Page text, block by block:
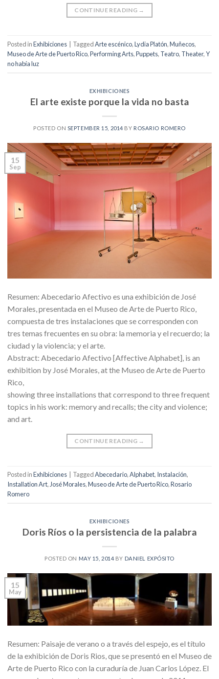
CONTINUE READING →
Posted inExhibiciones TaggedArte escénico,Lydia Platón,Muñecos,
Museo de Arte de Puerto Rico,Performing Arts,Puppets, Teatro, Theater,Y
no había luz
EXHIBICIONES
El arte existe porque la vida no basta
POSTED ON SEPTEMBER 15, 2014 BY ROSARIO ROMERO
15
Sep
Resumen: Abecedario Afectivo es una exhibición de José
Morales, presentada en el Museo de Arte de Puerto Rico,
compuesta de tres instalaciones que se corresponden con
tres temas frecuentes en su obra: la memoria y el recuerdo; la
ciudad y la violencia; y el arte.
Abstract: Abecedario Afectivo [Affective Alphabet], is an
exhibition by José Morales, at the Museo de Arte de Puerto
Rico,
showing three installations that correspond to three frequent
topics in his work: memory and recalls; the city and violence;
and art.
CONTINUE READING →
Posted inExhibiciones TaggedAbecedario,Alphabet, Instalación,
Installation Art,José Morales,Museo de Arte de Puerto Rico,Rosario
Romero
EXHIBICIONES
Doris Ríos o la persistencia de la palabra
POSTED ON MAY 15, 2014 BY DANIEL EXPÓSITO
15
May
Resumen: Paisaje de verano o a través del espejo, es el título
de la exhibición de Doris Rios, que se presentó en el Museo de
Arte de Puerto Rico con la curaduría de Juan Carlos López. El